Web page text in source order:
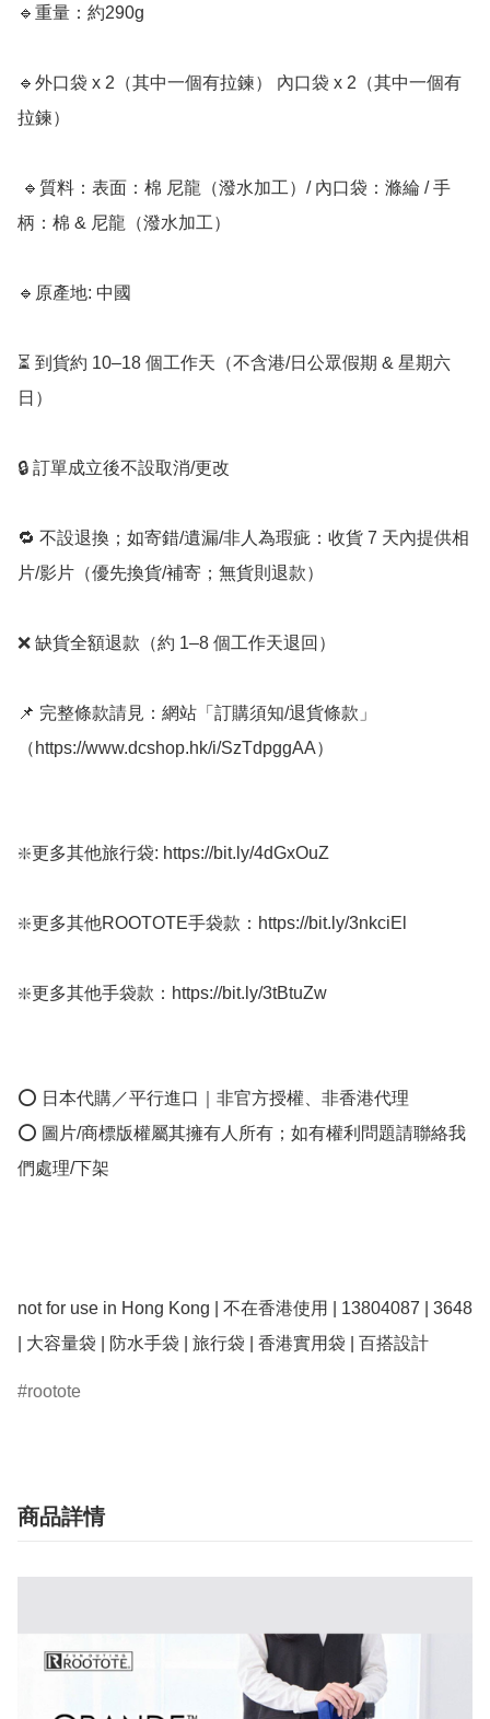
🔹重量：約290g
🔹外口袋 x 2（其中一個有拉鍊） 內口袋 x 2（其中一個有
拉鍊）
柄：棉 & 尼龍（潑水加工）
🔹原產地: 中國
⏳ 到貨約 10–18 個工作天（不含港/日公眾假期 & 星期六
日）
🔒 訂單成立後不設取消/更改
🔁 不設退換；如寄錯/遺漏/非人為瑕疵：收貨 7 天內提供相
片/影片（優先換貨/補寄；無貨則退款）
❌ 缺貨全額退款（約 1–8 個工作天退回）
📌 完整條款請見：網站「訂購須知/退貨條款」
（https://www.dcshop.hk/i/SzTdpggAA）
❇️更多其他旅行袋: https://bit.ly/4dGxOuZ
❇️更多其他ROOTOTE手袋款：https://bit.ly/3nkciEl
❇️更多其他手袋款：https://bit.ly/3tBtuZw
⭕ 日本代購／平行進口｜非官方授權、非香港代理
⭕ 圖片/商標版權屬其擁有人所有；如有權利問題請聯絡我
們處理/下架
not for use in Hong Kong | 不在香港使用 | 13804087 | 3648
| 大容量袋 | 防水手袋 | 旅行袋 | 香港實用袋 | 百搭設計
rootote
商品詳情